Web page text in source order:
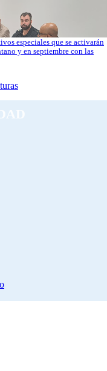
especiales que se activarán
y en septiembre con las